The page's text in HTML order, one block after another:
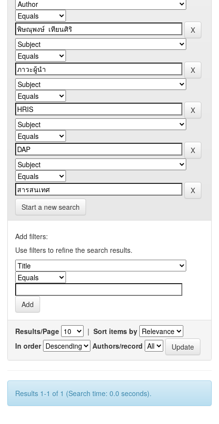
Start a new search
Add filters:
Use filters to refine the search results.
Results/Page | Sort items by
In order
Authors/record
Results 1-1 of 1 (Search time: 0.0 seconds).